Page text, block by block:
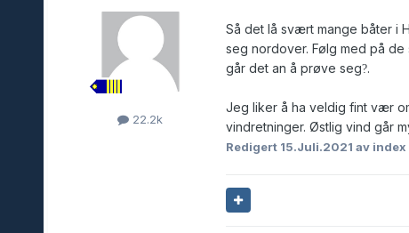
22.2k
Så det lå svært mange båter i
seg nordover. Følg med på
går det an å prøve seg?.
Jeg liker å ha veldig fint vær
vindretninger. Østlig vind går
Redigert 15.Juli.2021 av index